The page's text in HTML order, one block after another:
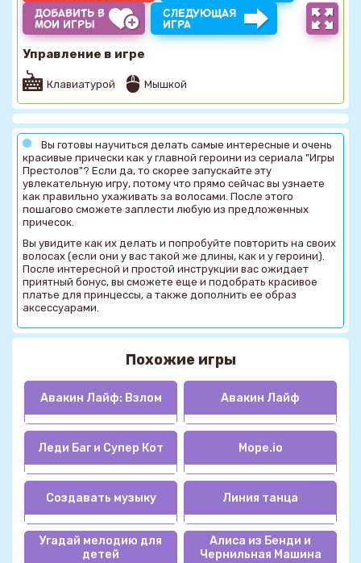
ДОБАВИТЬ В
МОИ ИГРЫ
СЛЕДУЮЩАЯ
ИГРА
Управление в игре
Клавиатурой Мышкой
Вы готовы научиться делать самые интересные и очень
красивые прически как у главной героини из сериала "Игры
Престолов"? Если да, то скорее запускайте эту
увлекательную игру, потому что прямо сейчас вы узнаете
как правильно ухаживать за волосами. После этого
пошагово сможете заплести любую из предложенных
причесок.
Вы увидите как их делать и попробуйте повторить на своих
волосах (если они у вас такой же длины, как и у героини).
После интересной и простой инструкции вас ожидает
приятный бонус, вы сможете еще и подобрать красивое
платье для принцессы, а также дополнить ее образ
аксессуарами.
Похожие игры
Авакин Лайф: Взлом Авакин Лайф
Леди Баг и Супер Кот Mope.io
Создавать музыку Линия танца
Угадай мелодию для
детей
Алиса из Бенди и
Чернильная Машина